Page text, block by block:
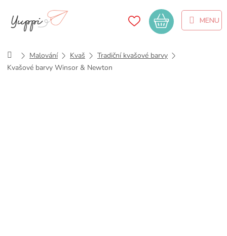
obsah
Nákupní
košík
DomůMalování Kvaš
Tradiční kvašové barvy
Kvašové barvy Winsor & Newton